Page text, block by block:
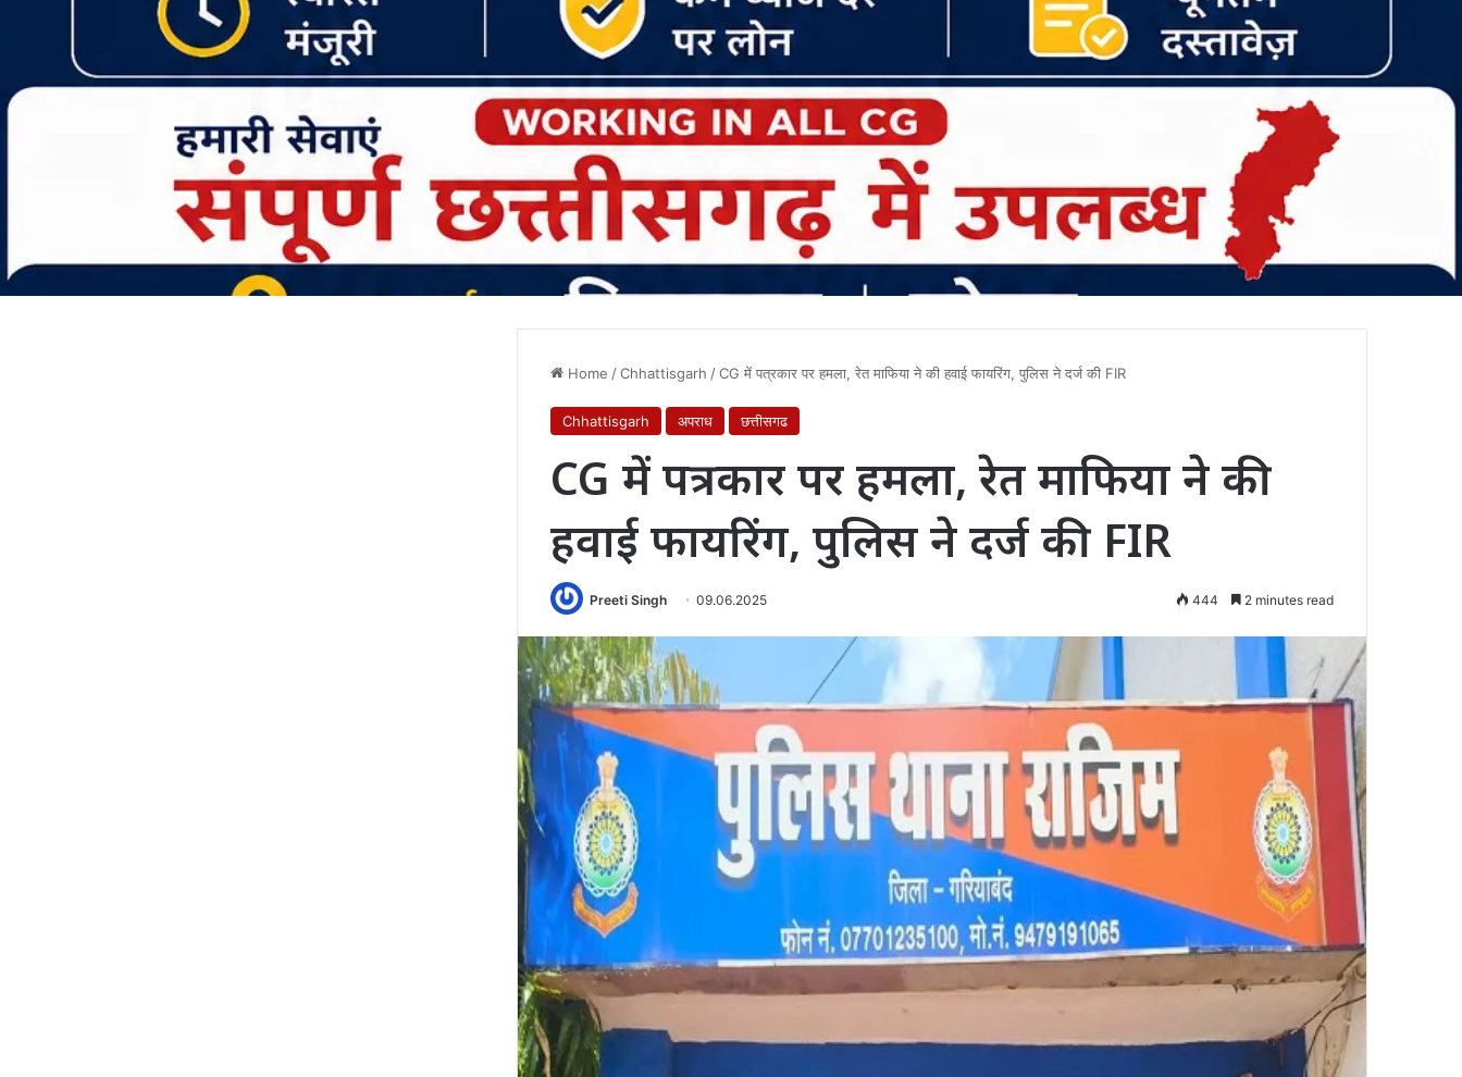
Home /Chhattisgarh /CG में पत्रकार पर हमला, रेत माफिया ने की हवाई फायरिंग, पुलिस ने दर्ज की FIR
Chhattisgarh अपराध छत्तीसगढ
CG में पत्रकार पर हमला, रेत माफिया ने की
हवाई फायरिंग, पुलिस ने दर्ज की FIR
Preeti Singh 09.06.2025 444 2 minutes read